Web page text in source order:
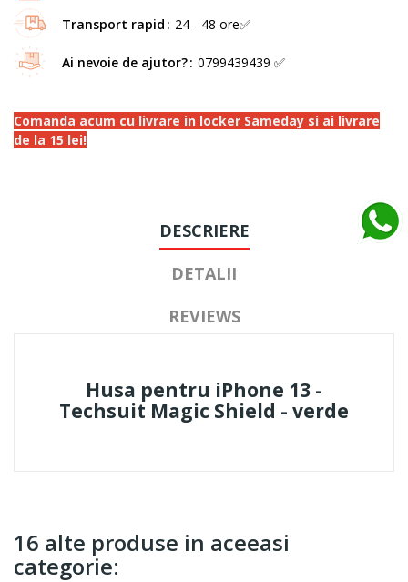
Transport rapid 24 - 48 ore✅
Ai nevoie de ajutor? 0799439439 ✅
Comanda acum cu livrare in locker Sameday si ai livrare
de la 15 lei!
DESCRIERE
DETALII
REVIEWS
Husa pentru iPhone 13 -
Techsuit Magic Shield - verde
16 alte produse in aceeasi
categorie: